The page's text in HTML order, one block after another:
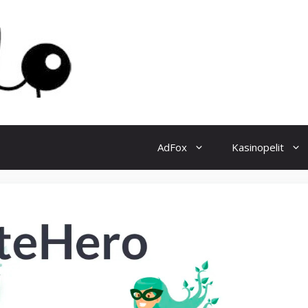
AdFox Kasinopelit